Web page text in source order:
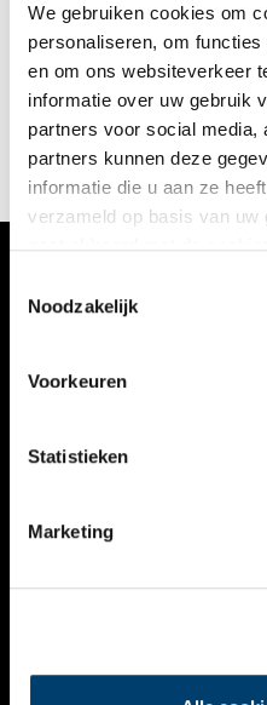
We gebruiken cookies om
personaliseren, om
en om ons websiteverkeer
informatie over uw gebruik
partners voor social media,
partners kunnen deze
informatie die u aan ze
verzameld op basis van
Noodzakelijk
Voorkeuren
Statistieken
Marketing
Van de historische
gebouwde fragmenten: enkel
toegangshek met
tuinmanswoning met prieel.
vastgelegd in prenten,
als lusthof wordt voortgezet in
Thijsse’s hof en op de
VERHALEN
KALENDER
THEMA’S
VIDEO’S
CONTACT